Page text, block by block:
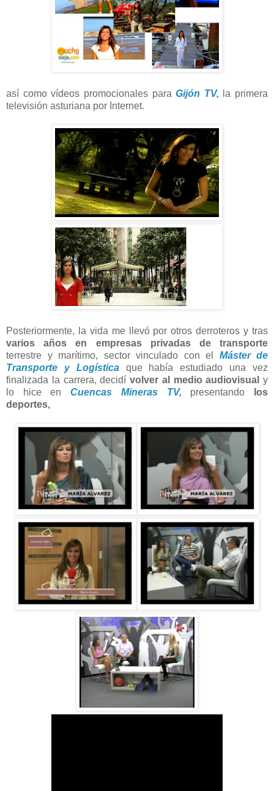
así como vídeos promocionales paraGijón TV, la primera
televisión asturiana por Internet.
Posteriormente, la vida me llevó por otros derroteros y tras
varios años en empresas privadas de transporte
terrestre y marítimo, sector vinculado con el Máster de
Transporte y Logísticaque había estudiado una vez
finalizada la carrera, decidí volver al medio audiovisual y
lo hice enCuencas Mineras TV, presentando
los
deportes,